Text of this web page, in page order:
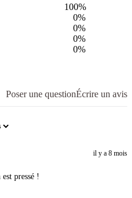
100%
0%
0%
0%
0%
Poser une questionÉcrire un avis
il y a 8 mois
pressé !